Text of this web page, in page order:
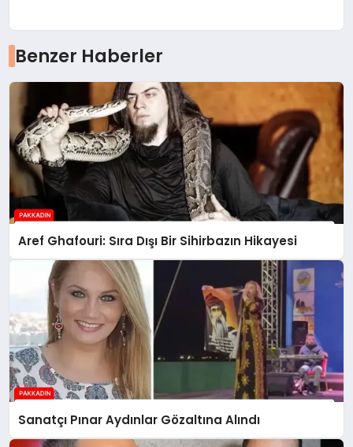
Benzer Haberler
Aref Ghafouri: Sıra Dışı Bir Sihirbazın Hikayesi
Sanatçı Pınar Aydınlar Gözaltına Alındı